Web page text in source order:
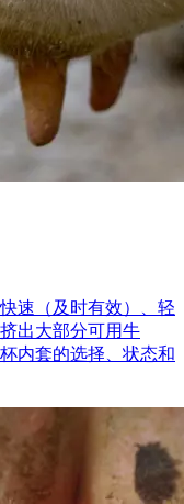
速（及时有效）、轻
出大部分可用牛
内套的选择、状态和